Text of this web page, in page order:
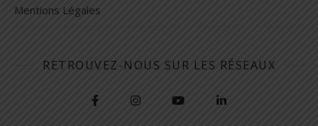
Mentions Légales
RETROUVEZ-NOUS SUR LES RÉSEAUX